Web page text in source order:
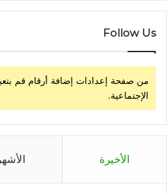
Follow Us
من صفحة إعدادات إضافة أرقام قم
الإجتماعية.
الأخيرة الأشهر